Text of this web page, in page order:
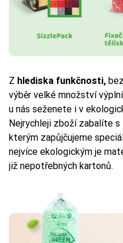
Z hlediska funkčnosti,
výběr velké množství
u nás seženete i v
Nejrychleji zboží zabalíte
kterým zapůjčujeme
nejvíce ekologickým je
již nepotřebných kartonů.